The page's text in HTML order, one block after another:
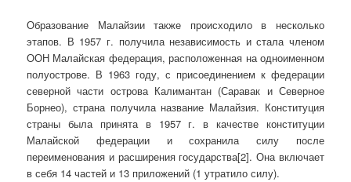
Образование Малайзии также происходило в несколько
этапов. В 1957 г. получила независимость и стала членом
ООН Малайская федерация, расположенная на одноименном
полуострове. В 1963 году, с присоединением к федерации
северной части острова Калимантан (Саравак и Северное
Борнео), страна получила название Малайзия. Конституция
страны была принята в 1957 г. в качестве конституции
Малайской федерации и сохранила силу после
переименования и расширения государства[2]. Она включает
в себя 14 частей и 13 приложений (1 утратило силу).